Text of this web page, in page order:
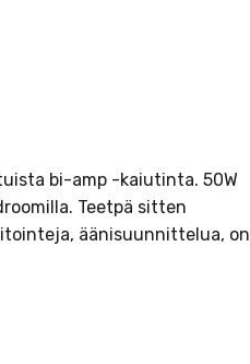
bi-amp -kaiutinta. 50W
Teetpä sitten
äänisuunnittelua, on